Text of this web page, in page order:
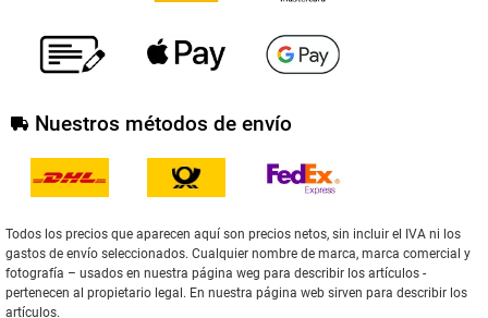
Nuestros métodos de envío
Todos los precios que aparecen aquí son precios netos, sin incluir el IVA ni los
gastos de envío seleccionados. Cualquier nombre de marca, marca comercial y
fotografía – usados en nuestra página weg para describir los artículos -
pertenecen al propietario legal. En nuestra página web sirven para describir los
artículos.